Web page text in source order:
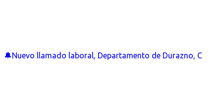
🔔Nuevo llamado laboral, Departamento de Durazno, C